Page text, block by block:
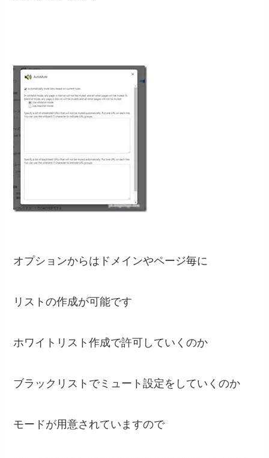
オプションからはドメインやページ毎に
リストの作成が可能です
ホワイトリスト作成で許可していくのか
ブラックリストでミュート設定をしていくのか
モードが用意されていますので